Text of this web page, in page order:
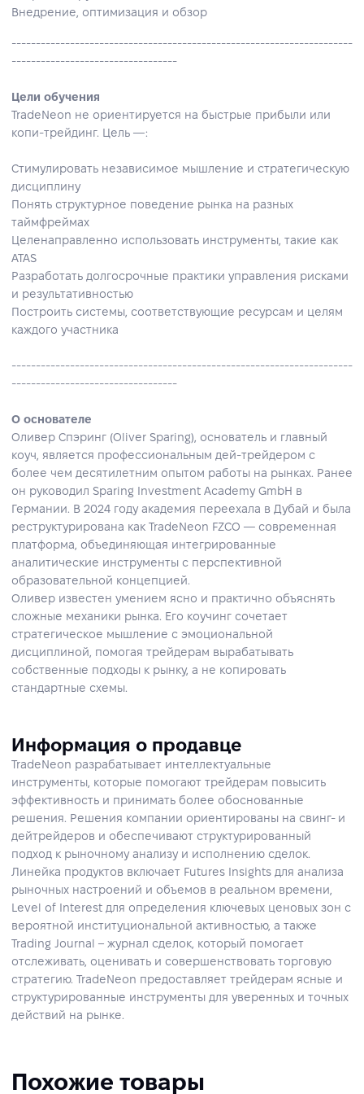
Внедрение, оптимизация и обзор
----------------------------------------------------------------------
----------------------------------
Цели обучения
TradeNeon не ориентируется на быстрые прибыли или
копи‑трейдинг. Цель —:
Стимулировать независимое мышление и стратегическую
дисциплину
Понять структурное поведение рынка на разных
таймфреймах
Целенаправленно использовать инструменты, такие как
ATAS
Разработать долгосрочные практики управления рисками
и результативностью
Построить системы, соответствующие ресурсам и целям
каждого участника
----------------------------------------------------------------------
----------------------------------
О основателе
Оливер Спэринг (Oliver Sparing), основатель и главный
коуч, является профессиональным дей‑трейдером с
более чем десятилетним опытом работы на рынках. Ранее
он руководил Sparing Investment Academy GmbH в
Германии. В 2024 году академия переехала в Дубай и была
реструктурирована как TradeNeon FZCO — современная
платформа, объединяющая интегрированные
аналитические инструменты с перспективной
образовательной концепцией.
Оливер известен умением ясно и практично объяснять
сложные механики рынка. Его коучинг сочетает
стратегическое мышление с эмоциональной
дисциплиной, помогая трейдерам вырабатывать
собственные подходы к рынку, а не копировать
стандартные схемы.
Информация о продавце
TradeNeon разрабатывает интеллектуальные
инструменты, которые помогают трейдерам повысить
эффективность и принимать более обоснованные
решения. Решения компании ориентированы на свинг- и
дейтрейдеров и обеспечивают структурированный
подход к рыночному анализу и исполнению сделок.
Линейка продуктов включает Futures Insights для анализа
рыночных настроений и объемов в реальном времени,
Level of Interest для определения ключевых ценовых зон с
вероятной институциональной активностью, а также
Trading Journal – журнал сделок, который помогает
отслеживать, оценивать и совершенствовать торговую
стратегию. TradeNeon предоставляет трейдерам ясные и
структурированные инструменты для уверенных и точных
действий на рынке.
Похожие товары